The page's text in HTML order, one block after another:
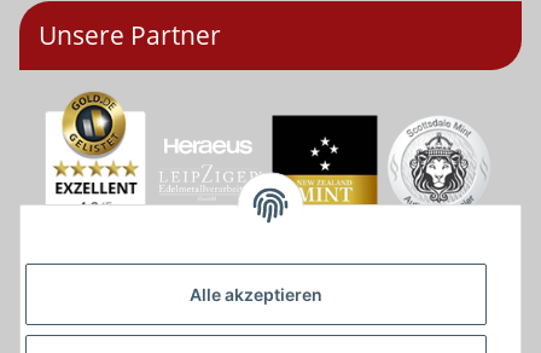
Alle akzeptieren
Unsere Partner